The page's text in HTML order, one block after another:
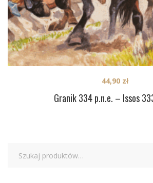
Granik 334 p.n.e. – Issos
44,90 zł